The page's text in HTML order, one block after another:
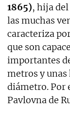
1865), hija del
las muchas
caracteriza
que son
importantes
metros y unas
diámetro. Por
Pavlovna de